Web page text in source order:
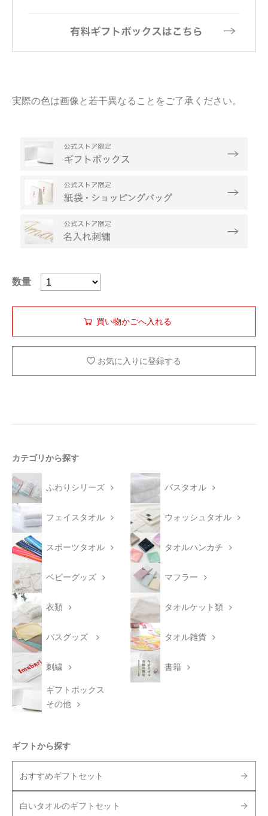
実際の色は画像と若干異なることをご了承ください。
数量
お気に入りに登録する
カテゴリから探す
ふわりシリーズ バスタオル
フェイスタオル ウォッシュタオル
スポーツタオル タオルハンカチ
ベビーグッズ マフラー
衣類 タオルケット類
バスグッズ タオル雑貨
刺繍 書籍
ギフトボックス
その他
ギフトから探す
おすすめギフトセット
白いタオルのギフトセット